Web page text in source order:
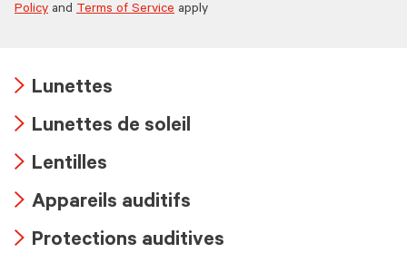
Policy and Terms of Service apply
icon
Lunettes
icon
Lunettes de soleil
icon
Lentilles
icon
Appareils auditifs
Protections auditives